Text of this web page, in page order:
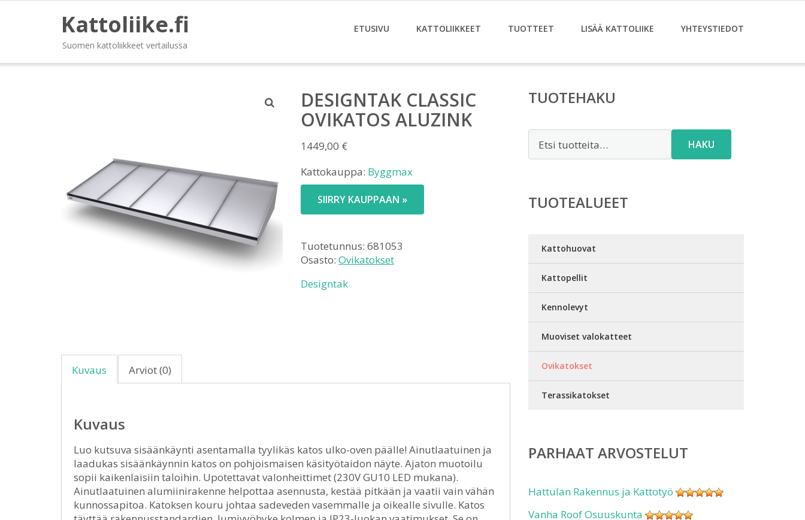
Kattoliike.fi
Suomen kattoliikkeet vertailussa
ETUSIVU KATTOLIIKKEET TUOTTEET LISÄÄ KATTOLIIKE YHTEYSTIEDOT
DESIGNTAK CLASSIC
OVIKATOS ALUZINK
1449,00 €
Kattokauppa: Byggmax
SIIRRY KAUPPAAN »
Tuotetunnus: 681053
Osasto: Ovikatokset
Designtak
Kuvaus Arviot (0)
Kuvaus
Luo kutsuva sisäänkäynti asentamalla tyylikäs katos ulko-oven päälle! Ainutlaatuinen ja
laadukas sisäänkäynnin katos on pohjoismaisen käsityötaidon näyte. Ajaton muotoilu
sopii kaikenlaisiin taloihin. Upotettavat valonheittimet (230V GU10 LED mukana).
Ainutlaatuinen alumiinirakenne helpottaa asennusta, kestää pitkään ja vaatii vain vähän
kunnossapitoa. Katoksen kouru johtaa sadeveden vasemmalle ja oikealle sivulle. Katos
TUOTEHAKU
HAKU
TUOTEALUEET
Kattohuovat
Kattopellit
Kennolevyt
Muoviset valokatteet
Ovikatokset
Terassikatokset
PARHAAT ARVOSTELUT
Hattulan Rakennus ja Kattotyö
Vanha Roof Osuuskunta